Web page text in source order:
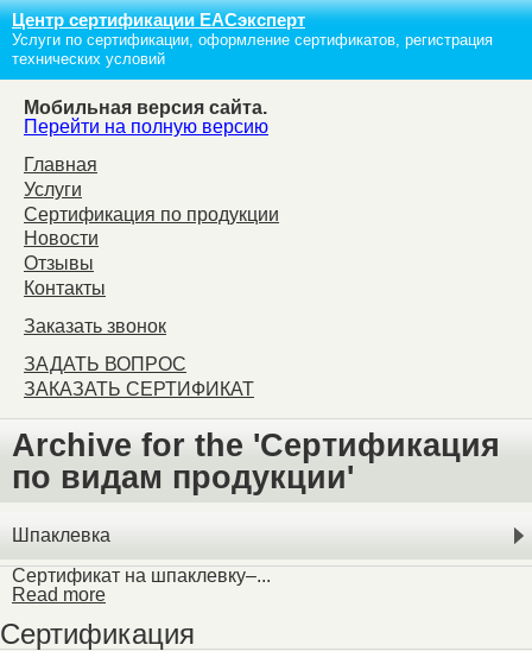
Центр сертификации ЕАСэксперт
Услуги по сертификации, оформление сертификатов, регистрация
технических условий
Мобильная версия сайта.
Перейти на полную версию
Главная
Услуги
Сертификация по продукции
Новости
Отзывы
Контакты
Заказать звонок
ЗАДАТЬ ВОПРОС
ЗАКАЗАТЬ СЕРТИФИКАТ
Archive for the 'Сертификация
по видам продукции'
Шпаклевка
Сертификат на шпаклевку–...
Read more
Сертификация